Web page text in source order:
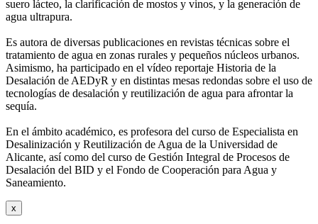
suero lácteo, la clarificación de mostos y vinos, y la generación de
agua ultrapura.
Es autora de diversas publicaciones en revistas técnicas sobre el
tratamiento de agua en zonas rurales y pequeños núcleos urbanos.
Asimismo, ha participado en el vídeo reportaje Historia de la
Desalación de AEDyR y en distintas mesas redondas sobre el uso de
tecnologías de desalación y reutilización de agua para afrontar la
sequía.
En el ámbito académico, es profesora del curso de Especialista en
Desalinización y Reutilización de Agua de la Universidad de
Alicante, así como del curso de Gestión Integral de Procesos de
Desalación del BID y el Fondo de Cooperación para Agua y
Saneamiento.
x